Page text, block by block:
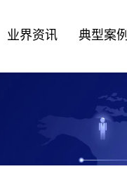
业界资讯 典型案例